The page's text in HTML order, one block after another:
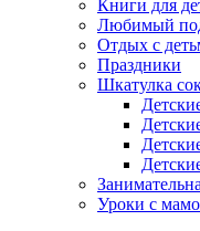
Книги для
Любимый
Отдых с
Праздники
Шкатулка
Уроки с